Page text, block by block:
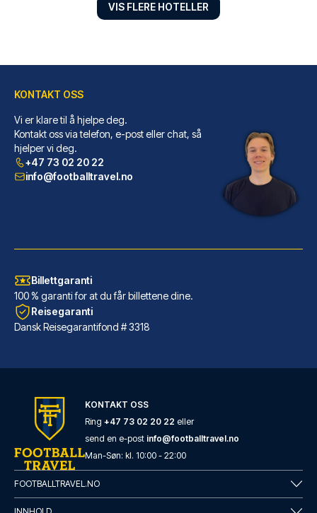
Hotel Colón Gran Meliá
Hotel Colón Gran Meliá ligger ...
LES MER OM HOTELLET
Barceló Sevilla Renacimiento
Beliggende i Sevilla (Triana),...
LES MER OM HOTELLET
VIS FLERE HOTELLER
KONTAKT OSS
Vi er klare til å hjelpe deg.
Kontakt oss via telefon, e-post eller chat, så
hjelper vi deg.
+47 73 02 20 22
info@footballtravel.no
Billettgaranti
100 % garanti for at du får billettene dine.
Reisegaranti
Dansk Reisegarantifond # 3318
KONTAKT OSS
Ring +47 73 02 20 22 eller
send en e-post info@footballtravel.no
Man-Søn: kl. 10:00 - 22:00
FOOTBALLTRAVEL.NO